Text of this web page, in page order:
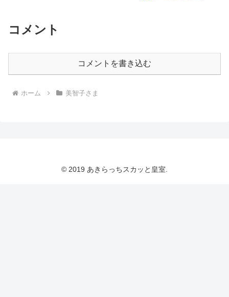
コメント
コメントを書き込む
ホーム 美智子さま
© 2019 あきらっちスカッと皇室.